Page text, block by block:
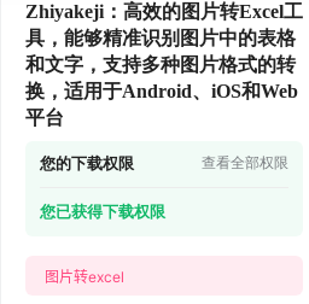
Zhiyakeji：高效的图片转Excel工
具，能够精准识别图片中的表格
和文字，支持多种图片格式的转
换，适用于Android、iOS和Web
平台
您的下载权限 查看全部权限
您已获得下载权限
图片转excel